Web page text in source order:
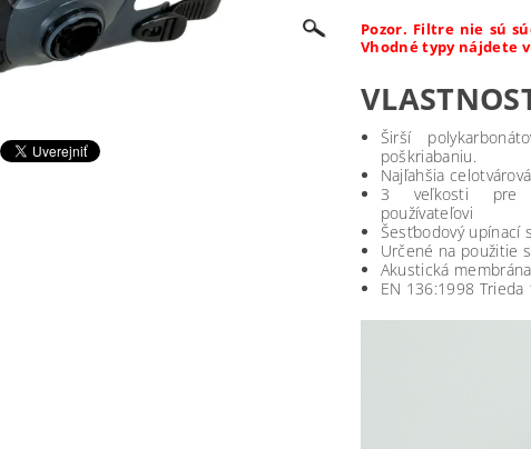
Pozor. Filtre nie sú
Vhodné typy nájdete
Širší
poškriabaniu.
Najľahšia
3 veľkosti pre
používateľovi
Šesťbodový upínací
Určené na použitie
Akustická
EN 136:1998 Trieda